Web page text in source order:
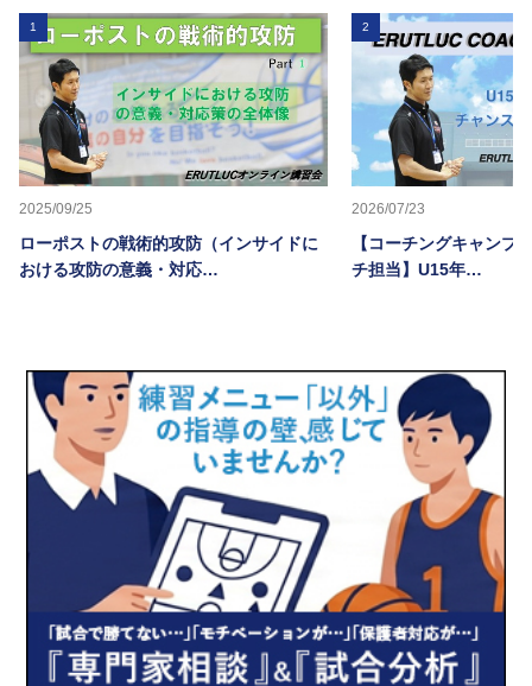
1
2025/09/25
ローポストの戦術的攻防（インサイドに
おける攻防の意義・対応…
2
2026/07/23
【コーチングキャンプ
チ担当】U15年…